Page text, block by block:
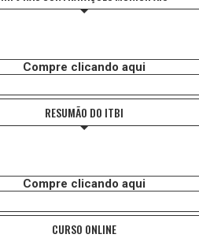
Compre clicando aqui
RESUMÃO DO ITBI
Compre clicando aqui
CURSO ONLINE